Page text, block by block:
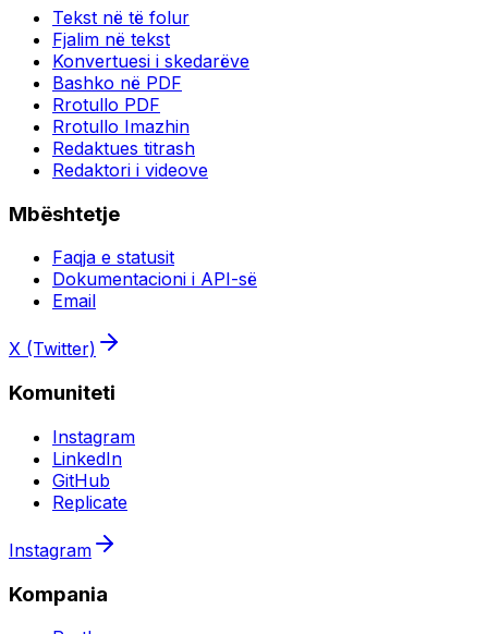
Tekst në të folur
Fjalim në tekst
Konvertuesi i skedarëve
Bashko në PDF
Rrotullo PDF
Rrotullo Imazhin
Redaktues titrash
Redaktori i videove
Mbështetje
Faqja e statusit
Dokumentacioni i API-së
Email
X (Twitter)
Komuniteti
Instagram
LinkedIn
GitHub
Replicate
Instagram
Kompania